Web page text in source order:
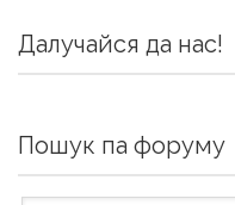
Далучайся да нас!
Пошук па форуму